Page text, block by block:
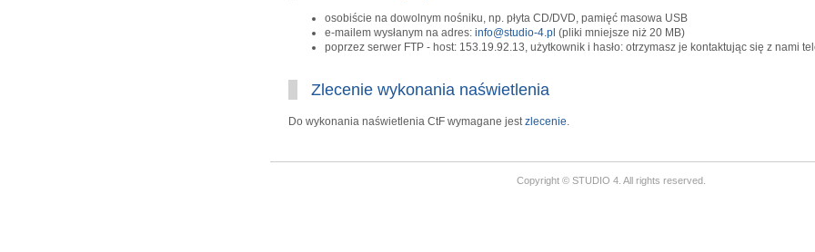
osobiście na dowolnym nośniku, np. płyta CD/DVD, pamięć masowa USB
e-mailem wysłanym na adres: info@studio-4.pl (pliki mniejsze niż 20 MB)
poprzez serwer FTP - host: 153.19.92.13, użytkownik i hasło: otrzymasz je kontaktując się z nami
Zlecenie wykonania naświetlenia
Do wykonania naświetlenia CtF wymagane jestzlecenie.
Copyright © STUDIO 4. All rights reserved.